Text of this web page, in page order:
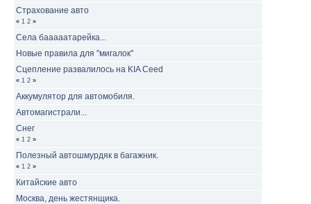
Страхование авто
« 1 2 »
Села бааааатарейка...
Новые правила для "мигалок"
Сцепление развалилось на KIA Ceed
« 1 2 »
Аккумулятор для автомобиля.
Автомагистрали...
Снег
« 1 2 »
Полезный автошмурдяк в багажник.
« 1 2 »
Китайские авто
Москва, день жестянщика.